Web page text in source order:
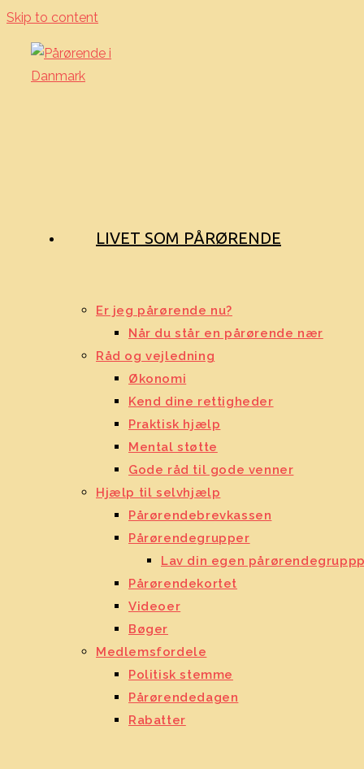
Skip to content
LIVET SOM PÅRØRENDE
Er jeg pårørende nu?
Når du står en pårørende nær
Råd og vejledning
Økonomi
Kend dine rettigheder
Praktisk hjælp
Mental støtte
Gode råd til gode venner
Hjælp til selvhjælp
Pårørendebrevkassen
Pårørendegrupper
Lav din egen
Pårørendekortet
Videoer
Bøger
Medlemsfordele
Politisk stemme
Pårørendedagen
Rabatter